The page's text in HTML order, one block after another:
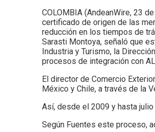
con
Argentina.
COLOMBIA (AndeanWire, 23
certificado de origen de las
reducción en los tiempos de
Sarasti Montoya, señaló que
Industria y Turismo, la
procesos de integración con
El director de Comercio
México y Chile, a través de la
Así, desde el 2009 y hasta
Según Fuentes este proceso,